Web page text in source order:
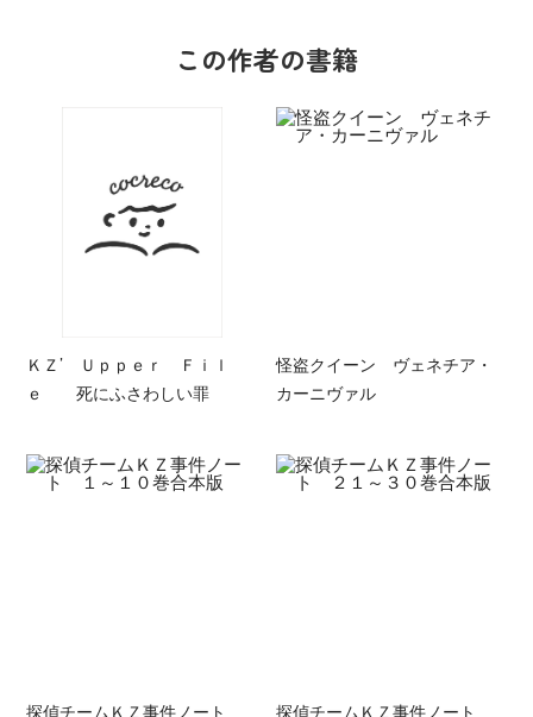
この作者の書籍
ＫＺ’ Ｕｐｐｅｒ Ｆｉｌ
ｅ 死にふさわしい罪
怪盗クイーン ヴェネチア・
カーニヴァル
探偵チームＫＺ事件ノート 探偵チームＫＺ事件ノート